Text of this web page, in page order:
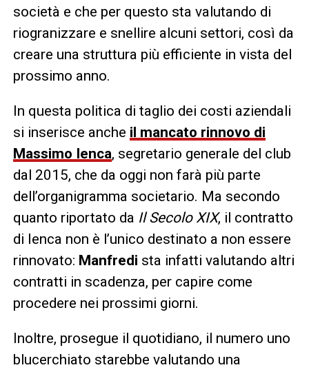
società e che per questo sta valutando di
riogranizzare e snellire alcuni settori, così da
creare una struttura più efficiente in vista del
prossimo anno.
In questa politica di taglio dei costi aziendali
si inserisce anche il mancato rinnovo di
Massimo Ienca, segretario generale del club
dal 2015, che da oggi non farà più parte
dell’organigramma societario. Ma secondo
quanto riportato da Il Secolo XIX, il contratto
di Ienca non è l’unico destinato a non essere
rinnovato: Manfredi sta infatti valutando altri
contratti in scadenza, per capire come
procedere nei prossimi giorni.
Inoltre, prosegue il quotidiano, il numero uno
blucerchiato starebbe valutando una